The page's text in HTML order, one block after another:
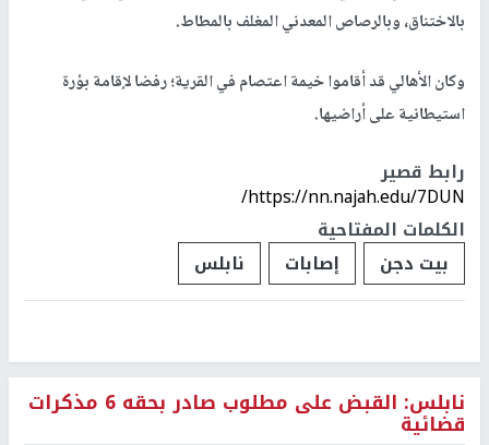
بالاختناق، وبالرصاص المعدني المغلف بالمطاط.
وكان الأهالي قد أقاموا خيمة اعتصام في القرية؛ رفضا لإقامة بؤرة
استيطانية على أراضيها.
رابط قصير
https://nn.najah.edu/7DUN/
الكلمات المفتاحية
بيت دجن
إصابات نابلس
نابلس: القبض على مطلوب صادر بحقه 6 مذكرات
قضائية